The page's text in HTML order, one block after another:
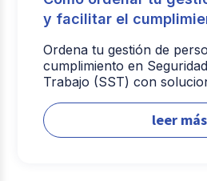
y facilitar el
Ordena tu gestión de
cumplimiento en
Trabajo (SST) con
leer más